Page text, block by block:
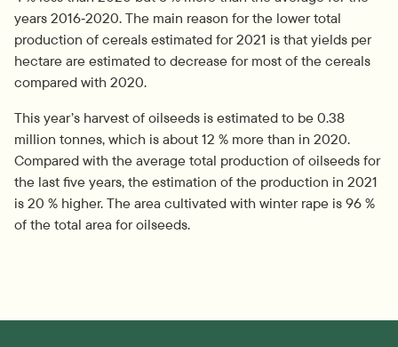
years 2016‑2020. The main reason for the lower total
production of cereals estimated for 2021 is that yields per
hectare are estimated to decrease for most of the cereals
compared with 2020.
This year’s harvest of oilseeds is estimated to be 0.38
million tonnes, which is about 12 % more than in 2020.
Compared with the average total production of oilseeds for
the last five years, the estimation of the production in 2021
is 20 % higher. The area cultivated with winter rape is 96 %
of the total area for oilseeds.